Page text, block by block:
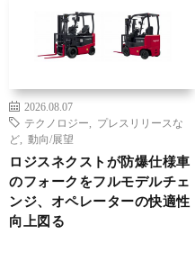
2026.08.07
テクノロジー
プレスリリースな
ど
動向/展望
ロジスネクストが防爆仕様車
のフォークをフルモデルチェ
ンジ、オペレーターの快適性
向上図る